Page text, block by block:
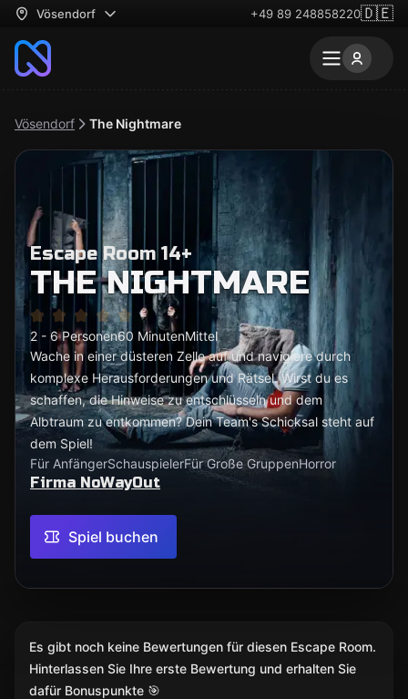
Vösendorf +49 89 248858220🇩🇪
Vösendorf The Nightmare
Escape Room 14+
THE NIGHTMARE
2 - 6 Personen60 MinutenMittel
Wache in einer düsteren Zelle auf und navigiere durch
komplexe Herausforderungen und Rätsel. Wirst du es
schaffen, die Hinweise zu entschlüsseln und dem
Albtraum zu entkommen? Dein Team's Schicksal steht auf
dem Spiel!
Für AnfängerSchauspielerFür Große GruppenHorror
Firma NoWayOut
Spiel buchen
Es gibt noch keine Bewertungen für diesen Escape Room.
Hinterlassen Sie Ihre erste Bewertung und erhalten Sie
dafür Bonuspunkte 🎯